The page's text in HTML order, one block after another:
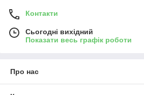
Контакти
Сьогодні вихідний
Показати весь графік роботи
Про нас